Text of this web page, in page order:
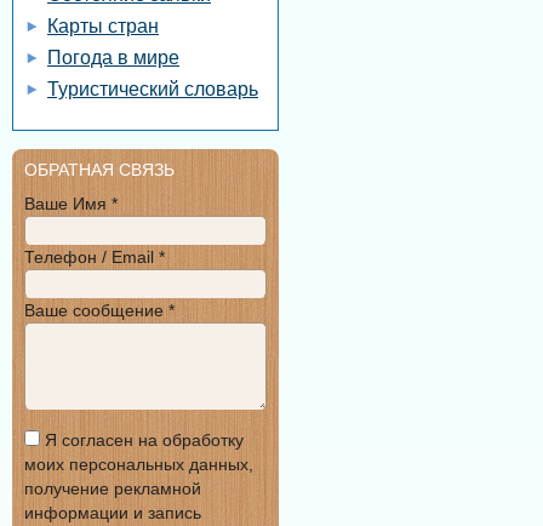
Карты стран
Погода в мире
Туристический словарь
ОБРАТНАЯ СВЯЗЬ
Ваше Имя *
Телефон / Email *
Ваше сообщение *
Я согласен на обработку
моих персональных данных,
получение рекламной
информации и запись